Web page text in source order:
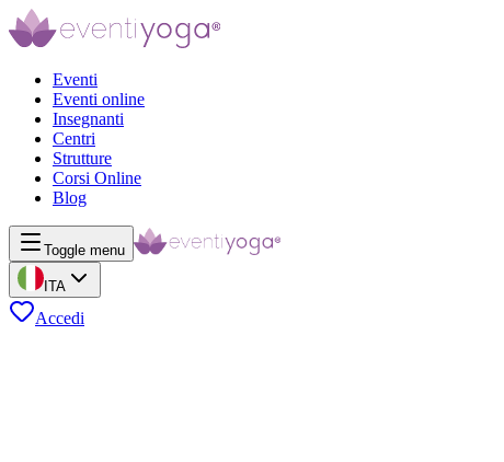
Eventi
Eventi online
Insegnanti
Centri
Strutture
Corsi Online
Blog
Toggle menu
ITA
Accedi